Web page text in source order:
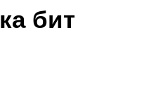
бит